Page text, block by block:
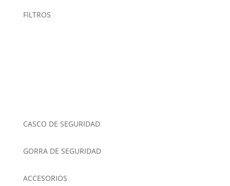
FILTROS
CASCO DE SEGURIDAD
GORRA DE SEGURIDAD
ACCESORIOS